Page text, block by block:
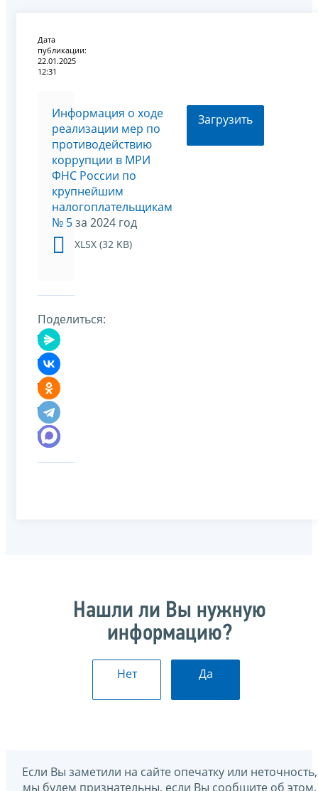
Дата
публикации:
22.01.2025
12:31
Информация о ходе
реализации мер по
противодействию
коррупции в МРИ
ФНС России по
крупнейшим
налогоплательщикам
№ 5за 2024 год
XLSX (32 KB)
Загрузить
Поделиться:
Нашли ли Вы нужную
информацию?
Нет Да
Если Вы заметили на сайте опечатку или неточность,
мы будем признательны, если Вы сообщите об этом.